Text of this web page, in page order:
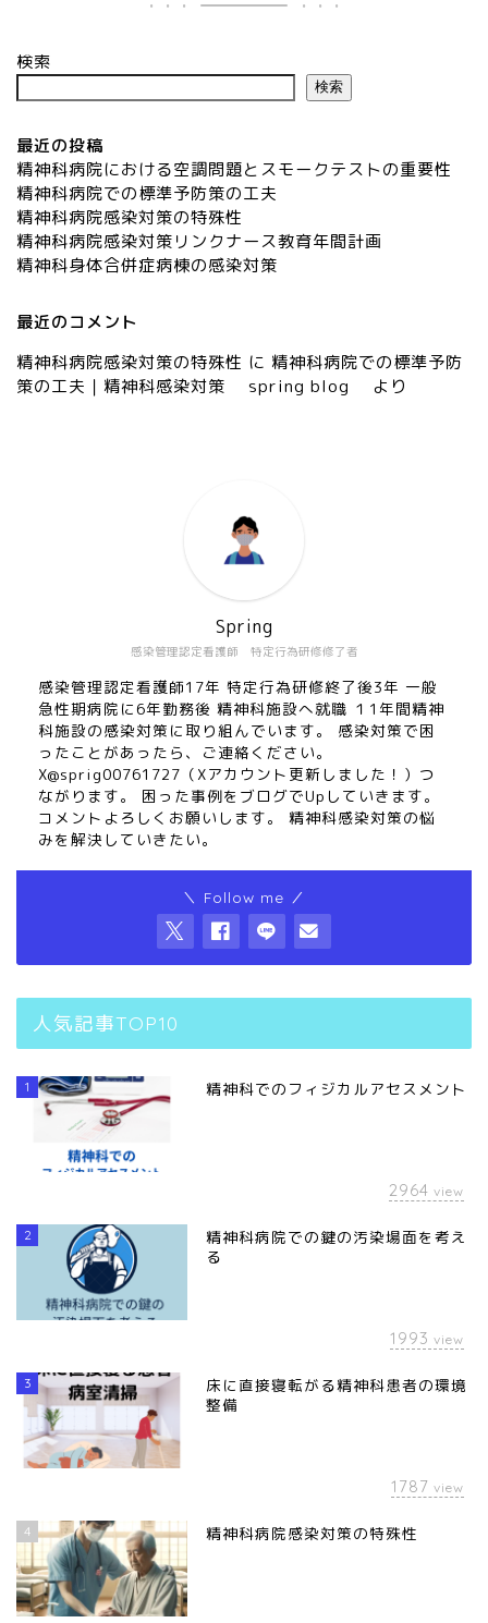
検索
検索
最近の投稿
精神科病院における空調問題とスモークテストの重要性
精神科病院での標準予防策の工夫
精神科病院感染対策の特殊性
精神科病院感染対策リンクナース教育年間計画
精神科身体合併症病棟の感染対策
最近のコメント
精神科病院感染対策の特殊性 に 精神科病院での標準予防
策の工夫｜精神科感染対策 spring blog
より
感染管理認定看護師 特定行為研修修了者
Spring
感染管理認定看護師17年 特定行為研修終了後3年 一般
急性期病院に6年勤務後 精神科施設へ就職 １1年間精神
科施設の感染対策に取り組んでいます。 感染対策で困
ったことがあったら、ご連絡ください。
X@sprig00761727（Xアカウント更新しました！）つ
ながります。 困った事例をブログでUpしていきます。
コメントよろしくお願いします。 精神科感染対策の悩
みを解決していきたい。
＼ Follow me ／
人気記事TOP10
1 精神科でのフィジカルアセスメント
2964 view
2
精神科病院での鍵の汚染場面を考え
る
1993 view
3
床に直接寝転がる精神科患者の環境
整備
1787 view
4 精神科病院感染対策の特殊性